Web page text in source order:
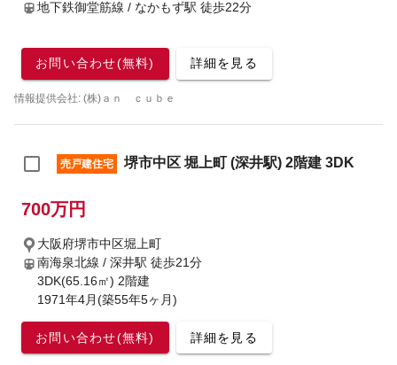
地下鉄御堂筋線 / なかもず駅 徒歩22分
お問い合わせ(無料) 詳細を見る
情報提供会社: (株)ａｎ ｃｕｂｅ
売戸建住宅 堺市中区 堀上町 (深井駅) 2階建 3DK
700万円
大阪府堺市中区堀上町
南海泉北線 / 深井駅 徒歩21分
3DK(65.16㎡) 2階建
1971年4月(築55年5ヶ月)
お問い合わせ(無料) 詳細を見る